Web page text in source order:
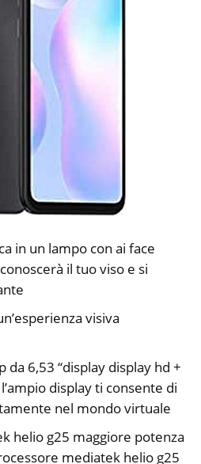
in un lampo con ai face
il tuo viso e si
visiva
da 6,53 “display display hd +
display ti consente di
nel mondo virtuale
helio g25 maggiore potenza
mediatek helio g25